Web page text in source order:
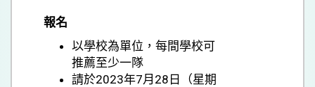
報名
以學校為單位，每間學校可
推薦至少一隊
請於2023年7月28日（星期